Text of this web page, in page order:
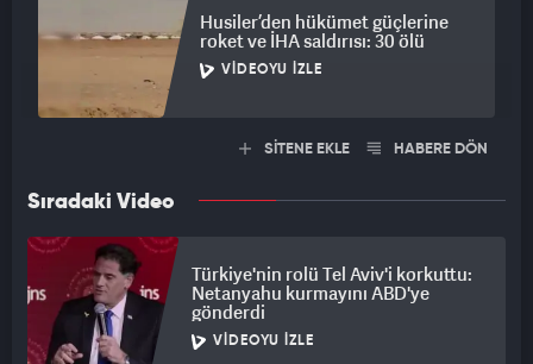
Husiler’den hükümet güçlerine
roket ve İHA saldırısı: 30 ölü
VIDEOYU İZLE
SİTENE EKLE HABERE DÖN
Sıradaki Video
Türkiye'nin rolü Tel Aviv'i korkuttu:
Netanyahu kurmayını ABD'ye
gönderdi
VIDEOYU İZLE